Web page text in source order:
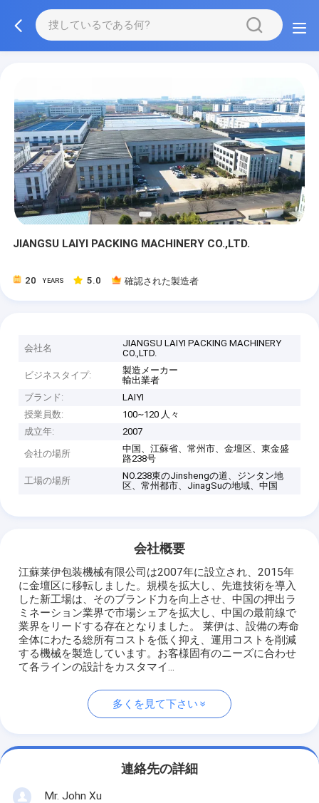
JIANGSU LAIYI PACKING MACHINERY CO.,LTD.
20 YEARS 5.0 確認された製造者
会社名
JIANGSU LAIYI PACKING MACHINERY
CO.,LTD.
ビジネスタイプ:
製造メーカー
輸出業者
ブランド:
LAIYI
授業員数:
100~120 人々
成立年:
2007
会社の場所
中国、江蘇省、常州市、金壇区、東金盛
路238号
工場の場所
NO.238東のJinshengの道、ジンタン地
区、常州都市、JinagSuの地域、中国
会社概要
江蘇莱伊包装機械有限公司は2007年に設立され、2015年
に金壇区に移転しました。規模を拡大し、先進技術を導入
した新工場は、そのブランド力を向上させ、中国の押出ラ
ミネーション業界で市場シェアを拡大し、中国の最前線で
業界をリードする存在となりました。 莱伊は、設備の寿命
全体にわたる総所有コストを低く抑え、運用コストを削減
する機械を製造しています。お客様固有のニーズに合わせ
て各ラインの設計をカスタマイ...
多くを見て下さい
連絡先の詳細
Mr. John Xu